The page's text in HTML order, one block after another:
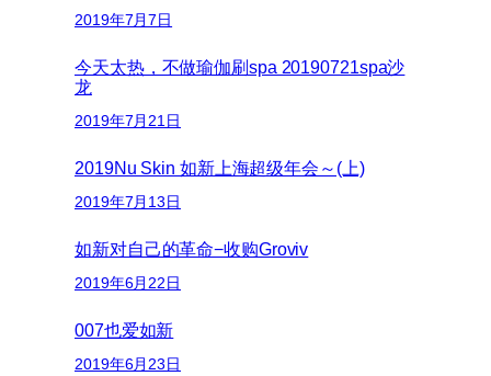
2019年7月7日
今天太热，不做瑜伽刷spa 20190721spa沙
龙
2019年7月21日
2019Nu Skin 如新上海超级年会～(上)
2019年7月13日
如新对自己的革命−收购Groviv
2019年6月22日
007也爱如新
2019年6月23日